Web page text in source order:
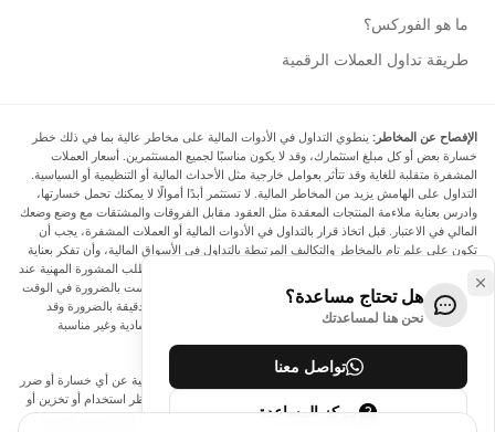
ما هو الفوركس؟
طريقة تداول العملات الرقمية
الإفصاح عن المخاطر: ينطوي التداول في الأدوات المالية على مخاطر عالية بما في ذلك خطر
خسارة بعض أو كل مبلغ استثمارك، وقد لا يكون مناسبًا لجميع المستثمرين. أسعار العملات
المشفرة متقلبة للغاية وقد تتأثر بعوامل خارجية مثل الأحداث المالية أو التنظيمية أو السياسية.
التداول على الهامش يزيد من المخاطر المالية. لا تستثمر أبدًا أموالًا لا يمكنك تحمل خسارتها،
وادرس بعناية ملاءمة المنتجات المعقدة مثل العقود مقابل الفروقات والمشتقات مع وضع وضعك
المالي في الاعتبار. قبل اتخاذ قرار بالتداول في الأدوات المالية أو العملات المشفرة، يجب أن
تكون على علم تام بالمخاطر والتكاليف المرتبطة بالتداول في الأسواق المالية، وأن تفكر بعناية
في أهدافك الاستثمارية ومستوى خبرتك ورغبتك في المخاطرة، وأن تطلب المشورة المهنية عند
الحاجة. تود Arincen أن تذكرك بأن البيانات الواردة في هذا الموقع ليست بالضرورة في الوقت
الفعلي وليست دقيقة. البيانات والأسعار الموجودة على الموقع ليست دقيقة بالضرورة وقد
تختلف عن السعر الفعلي في أي سوق معينة، مما يعني أن الأسعار إرشادية وغير مناسبة
لأغراض التداول.
لن يتحمل Arincen وأي مزود للبيانات الواردة في هذا الموقع المسؤولية عن أي خسارة أو ضرر
نتيجة لتداولك، أو اعتمادك على المعلومات الواردة في هذا الموقع. يحظر استخدام أو تخزين أو
إعادة إنتاج أو عرض أو تعديل أو نقل أو توزيع البيانات الموجودة في هذا الموقع دون الحصول
هل تحتاج مساعدة؟
نحن هنا لمساعدتك
تواصل معنا
مركز المساعدة